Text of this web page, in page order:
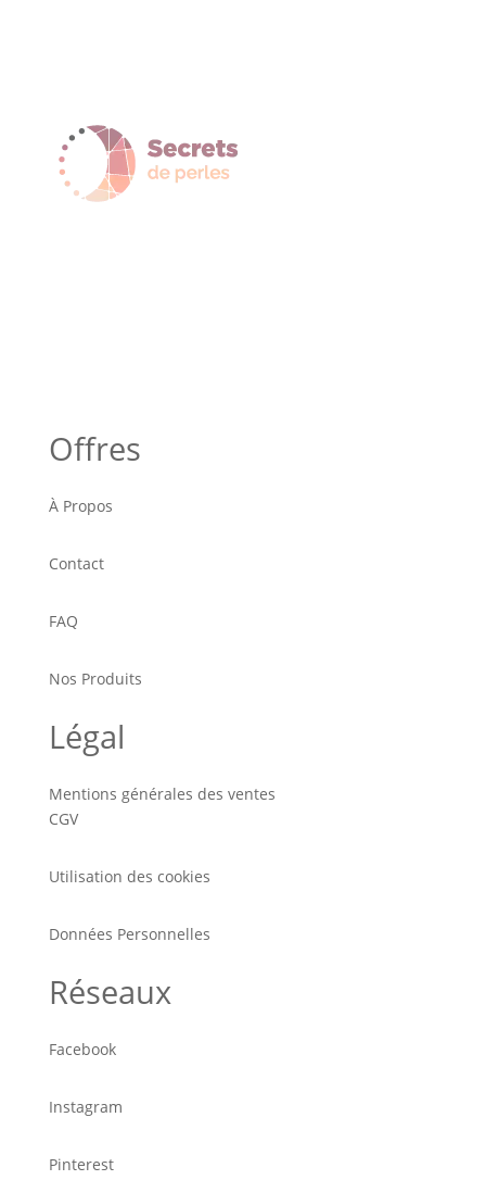
Offres
À Propos
Contact
FAQ
Nos Produits
Légal
Mentions générales des ventes
CGV
Utilisation des cookies
Données Personnelles
Réseaux
Facebook
Instagram
Pinterest